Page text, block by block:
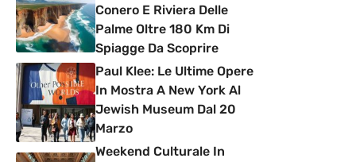
Conero E Riviera Delle
Palme Oltre 180 Km Di
Spiagge Da Scoprire
Paul Klee: Le Ultime Opere
In Mostra A New York Al
Jewish Museum Dal 20
Marzo
Weekend Culturale In